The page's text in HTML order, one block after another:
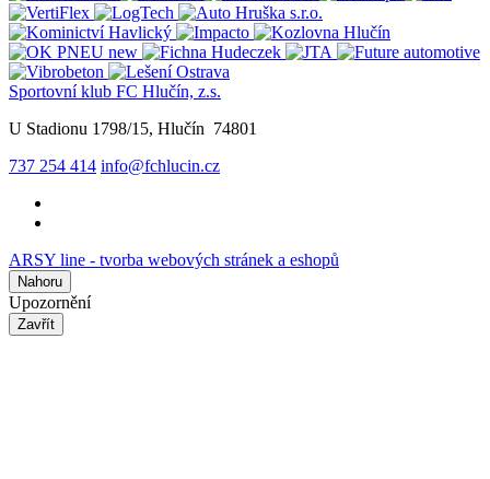
Sportovní klub FC Hlučín, z.s.
U Stadionu 1798/15, Hlučín 74801
737 254 414 info@fchlucin.cz
ARSY line - tvorba webových stránek a eshopů
Nahoru
Upozornění
Zavřít